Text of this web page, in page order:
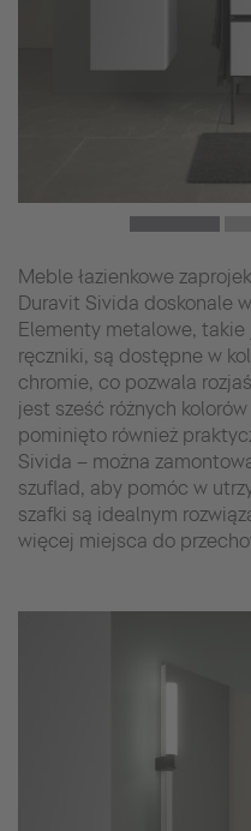
Meble łazienkowe
Duravit Sivida doskonale
Elementy metalowe,
ręczniki, są dostępne w
chromie, co pozwala
jest sześć różnych
pominięto również
Sivida – można
szuflad, aby pomóc w
szafki są idealnym
więcej miejsca do